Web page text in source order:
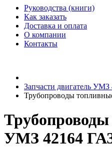
Руководства (книги)
Как заказать
Доставка и оплата
О компании
Контакты
Запчасти двигатель
Трубопроводы
УМЗ 42164